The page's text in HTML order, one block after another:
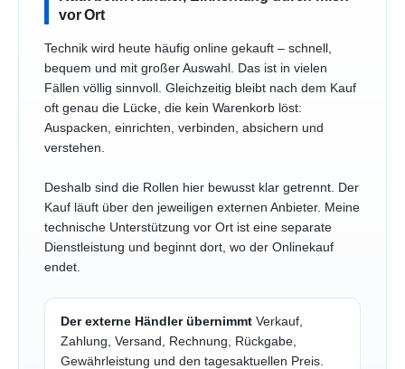
vor Ort
Technik wird heute häufig online gekauft – schnell,
bequem und mit großer Auswahl. Das ist in vielen
Fällen völlig sinnvoll. Gleichzeitig bleibt nach dem Kauf
oft genau die Lücke, die kein Warenkorb löst:
Auspacken, einrichten, verbinden, absichern und
verstehen.
Deshalb sind die Rollen hier bewusst klar getrennt. Der
Kauf läuft über den jeweiligen externen Anbieter. Meine
technische Unterstützung vor Ort ist eine separate
Dienstleistung und beginnt dort, wo der Onlinekauf
endet.
Der externe Händler übernimmt Verkauf,
Zahlung, Versand, Rechnung, Rückgabe,
Gewährleistung und den tagesaktuellen Preis.